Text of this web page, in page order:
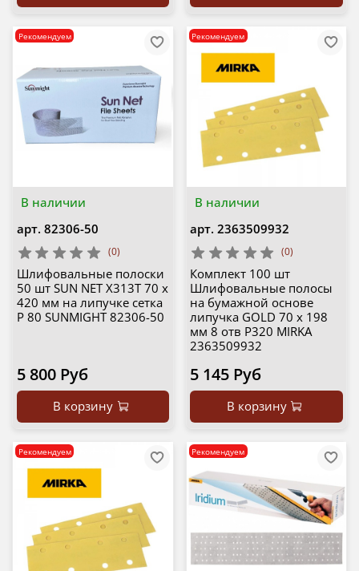
В наличии
Рекомендуем
арт. 82306-50
(0)
Шлифовальные полоски
50 шт SUN NET X313T 70 х
420 мм на липучке сетка
P 80 SUNMIGHT 82306-50
5 800 Руб
В корзину
В наличии
Рекомендуем
арт. 2363509932
(0)
Комплект 100 шт
Шлифовальные полосы
на бумажной основе
липучка GOLD 70 x 198
мм 8 отв Р320 MIRKA
2363509932
5 145 Руб
В корзину
Рекомендуем Рекомендуем